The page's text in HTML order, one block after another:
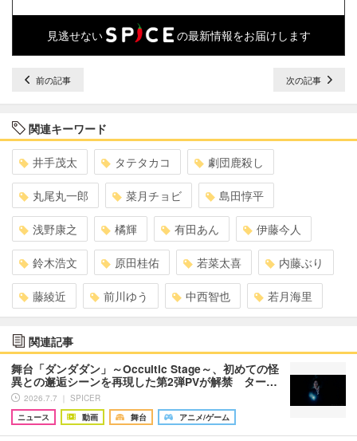
見逃せない の最新情報をお届けします
前の記事 次の記事
関連キーワード
井手茂太 タテタカコ 劇団鹿殺し
丸尾丸一郎 菜月チョビ 島田惇平
浅野康之 橘輝 有田あん 伊藤今人
鈴木浩文 原田桂佑 若菜太喜 内藤ぶり
藤綾近 前川ゆう 中西智也 若月海里
関連記事
舞台「ダンダダン」～Occultic Stage～、初めての怪
異との邂逅シーンを再現した第2弾PVが解禁 ター…
2026.7.7 ｜ SPICER
ニュース
動画 舞台 アニメ/ゲーム